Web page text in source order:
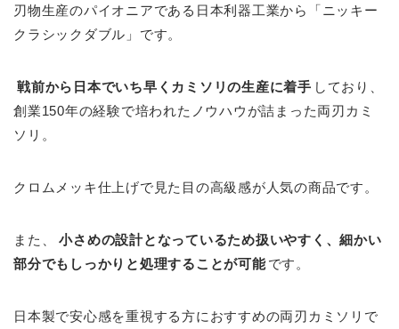
刃物生産のパイオニアである日本利器工業から「ニッキー
クラシックダブル」です。
戦前から日本でいち早くカミソリの生産に着手 しており、
創業150年の経験で培われたノウハウが詰まった両刃カミ
ソリ。
クロムメッキ仕上げで見た目の高級感が人気の商品です。
また、
小さめの設計となっているため扱いやすく、細かい
部分でもしっかりと処理することが可能です。
日本製で安心感を重視する方におすすめの両刃カミソリで